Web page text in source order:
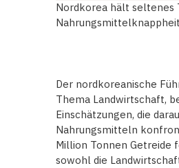
Nordkorea hält seltenes
Der nordkoreanische
Thema Landwirtschaft,
Einschätzungen, die
Nahrungsmitteln
Million Tonnen Getreide
sowohl die